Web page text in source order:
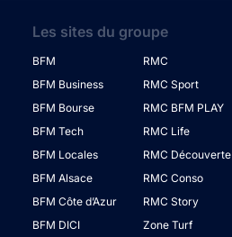
Les sites du groupe
BFM
BFM Business
BFM Bourse
BFM Tech
BFM Locales
BFM Alsace
BFM Côte d’Azur
BFM DICI
RMC
RMC Sport
RMC BFM PLAY
RMC Life
RMC Découverte
RMC Conso
RMC Story
Zone Turf